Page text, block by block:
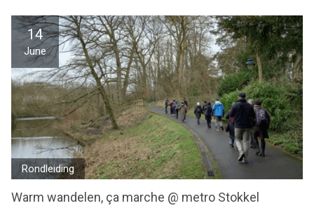
14
June
Rondleiding
Warm wandelen, ça marche @ metro Stokkel